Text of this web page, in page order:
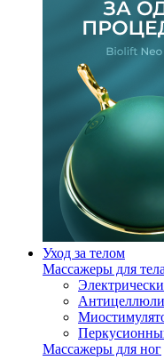
Уход за телом
Массажеры для тела
Массажеры для ног